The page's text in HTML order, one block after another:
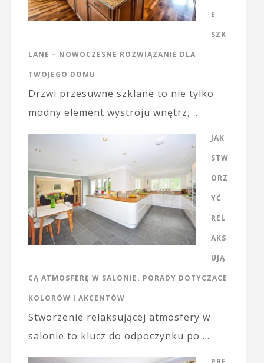
E
SZK
LANE – NOWOCZESNE ROZWIĄZANIE DLA
TWOJEGO DOMU
Drzwi przesuwne szklane to nie tylko
modny element wystroju wnętrz, …
JAK
STW
ORZ
YĆ
REL
AKS
UJĄ
CĄ ATMOSFERĘ W SALONIE: PORADY DOTYCZĄCE
KOLORÓW I AKCENTÓW
Stworzenie relaksującej atmosfery w
salonie to klucz do odpoczynku po …